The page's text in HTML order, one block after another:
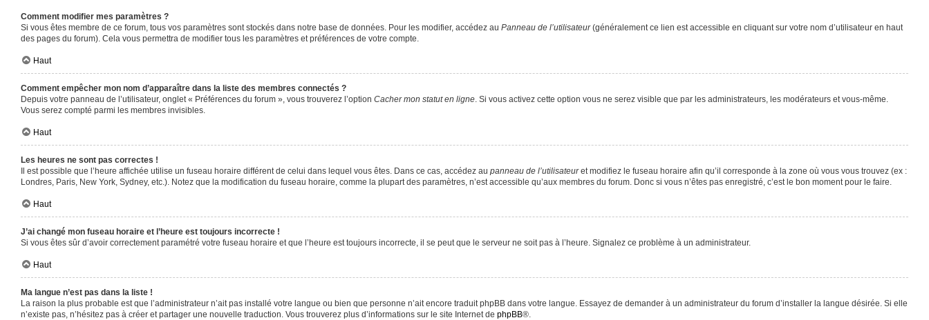
Comment modifier mes paramètres ?
Si vous êtes membre de ce forum, tous vos paramètres sont stockés dans notre base de données. Pour les modifier, accédez au Panneau de l’utilisateur(généralement ce lien est accessible en cliquant sur votre nom d’utilisateur en haut
des pages du forum). Cela vous permettra de modifier tous les paramètres et préférences de votre compte.
Haut
Comment empêcher mon nom d’apparaître dans la liste des membres connectés ?
Depuis votre panneau de l’utilisateur, onglet « Préférences du forum », vous trouverez l’option Cacher mon statut en ligne. Si vous activez cette option vous ne serez visible que par les administrateurs, les modérateurs et vous-même.
Vous serez compté parmi les membres invisibles.
Haut
Les heures ne sont pas correctes !
Il est possible que l’heure affichée utilise un fuseau horaire différent de celui dans lequel vous êtes. Dans ce cas, accédez au panneau de l’utilisateuret modifiez le fuseau horaire afin qu’il corresponde à la zone où vous vous trouvez (ex :
Londres, Paris, New York, Sydney, etc.). Notez que la modification du fuseau horaire, comme la plupart des paramètres, n’est accessible qu’aux membres du forum. Donc si vous n’êtes pas enregistré, c’est le bon moment pour le faire.
Haut
J’ai changé mon fuseau horaire et l’heure est toujours incorrecte !
Si vous êtes sûr d’avoir correctement paramétré votre fuseau horaire et que l’heure est toujours incorrecte, il se peut que le serveur ne soit pas à l’heure. Signalez ce problème à un administrateur.
Haut
Ma langue n’est pas dans la liste !
La raison la plus probable est que l’administrateur n’ait pas installé votre langue ou bien que personne n’ait encore traduit phpBB dans votre langue. Essayez de demander à un administrateur du forum d’installer la langue désirée. Si elle
n’existe pas, n’hésitez pas à créer et partager une nouvelle traduction. Vous trouverez plus d’informations sur le site Internet de phpBB®.